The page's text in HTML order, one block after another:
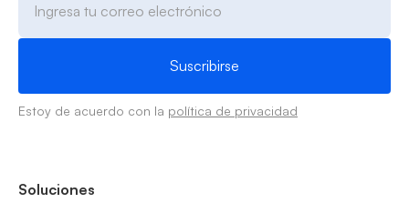
Estoy de acuerdo con la política de privacidad
Soluciones